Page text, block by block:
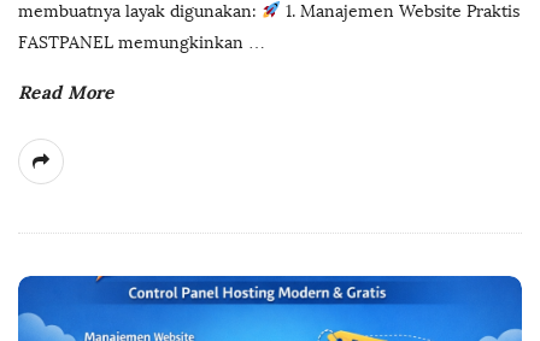
membuatnya layak digunakan:
1. Manajemen Website Praktis
FASTPANEL memungkinkan …
Read More